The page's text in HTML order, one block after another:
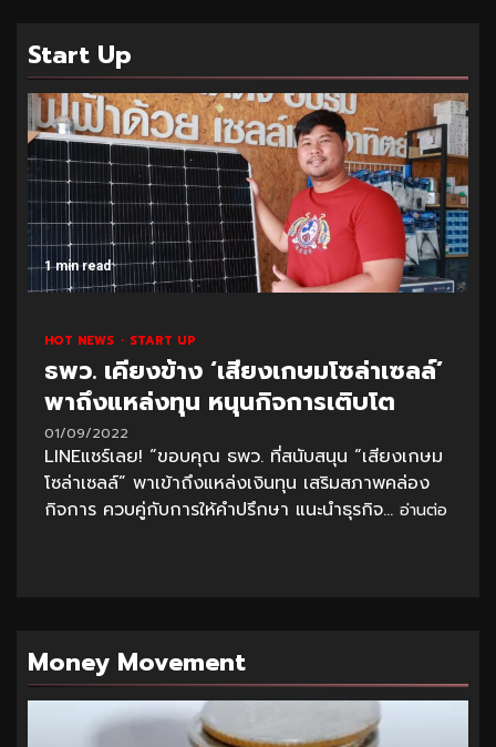
Start Up
1 min read
HOT NEWS START UP
ธพว. เคียงข้าง ‘เสียงเกษมโซล่าเซลล์’
พาถึงแหล่งทุน หนุนกิจการเติบโต
01/09/2022
LINEแชร์เลย! “ขอบคุณ ธพว. ที่สนับสนุน “เสียงเกษม
โซล่าเซลล์” พาเข้าถึงแหล่งเงินทุน เสริมสภาพคล่อง
กิจการ ควบคู่กับการให้คำปรึกษา แนะนำธุรกิจ... อ่านต่อ
Money Movement